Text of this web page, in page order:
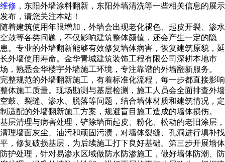
维修 ，东阳外墙涂料翻新，东阳外墙清洗等一些相关信息的展示
发布，请您关注本站！
随着建筑使用年限增加，外墙会出现老化褪色、起皮开裂、渗水
空鼓等各类问题，不仅影响建筑整体颜值，还会产生一定的隐
患。专业的外墙翻新能够有效修复墙体病害，恢复建筑原貌，延
长外墙使用寿命。金华青城建筑装饰工程有限公司深耕本地市
场，熟悉金华楼宇外墙施工环境，专注靠谱的外墙翻新服务。
完整规范的外墙翻新施工，有着标准化流程，每一步都直接影响
整体施工质量。现场勘测与基层检测，施工人员会全面排查外墙
空鼓、裂缝、渗水、脱落等问题，结合墙体材质和建筑情况，定
制适配的外墙翻新施工方案，规避盲目施工造成的墙体损伤。
基层清理与病害处理，铲除墙面起皮、粉化、松动的老旧涂层，
清理墙面灰尘、油污和顽固污渍，对墙体裂缝、孔洞进行填补找
平，修复破损基层，为后续施工打下良好基础。第三步开展墙体
防护处理，针对易渗水区域做防水防渗施工，做好墙体防潮、防